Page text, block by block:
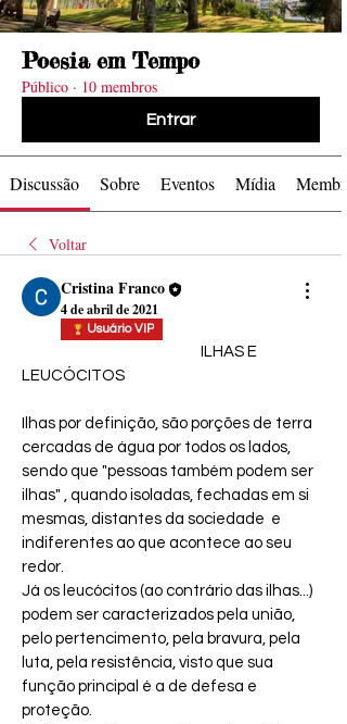
Série TV
Série TV
Série TV
Série TV
levam as
Ondas
Cinema
Cinema
Cinema
Foto by
Zacky
Barreto
Série TV
Série TV
Série TV
Série TV
levam as
Ondas
Cinema
Cinema
Cinema
Foto by
Zacky
Barreto
Poesia em Tempo
Público · 10 membros
Entrar
Discussão Sobre Eventos Mídia
Voltar
Cristina Franco
4 de abril de 2021
Usuário VIP
LEUCÓCITOS
Ilhas por definição, são porções de terra
cercadas de água por todos os lados,
sendo que "pessoas também podem ser
ilhas" , quando isoladas, fechadas em si
mesmas, distantes da sociedade  e
indiferentes ao que acontece ao seu
redor.
Já os leucócitos (ao contrário das ilhas...)
podem ser caracterizados pela união,
pelo pertencimento, pela bravura, pela
luta, pela resistência, visto que sua
função principal é a de defesa e
proteção.